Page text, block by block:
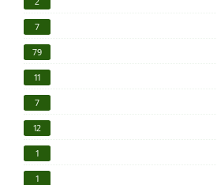
7
79
11
7
12
1
1